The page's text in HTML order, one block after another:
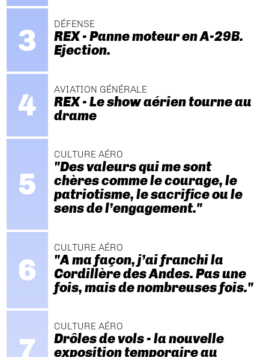
DÉFENSE
REX - Panne moteur en A-29B.
Ejection.
AVIATION GÉNÉRALE
REX - Le show aérien tourne au
drame
CULTURE AÉRO
"Des valeurs qui me sont
chères comme le courage, le
patriotisme, le sacrifice ou le
sens de l’engagement."
CULTURE AÉRO
"A ma façon, j’ai franchi la
Cordillère des Andes. Pas une
fois, mais de nombreuses fois."
CULTURE AÉRO
Drôles de vols - la nouvelle
exposition temporaire au